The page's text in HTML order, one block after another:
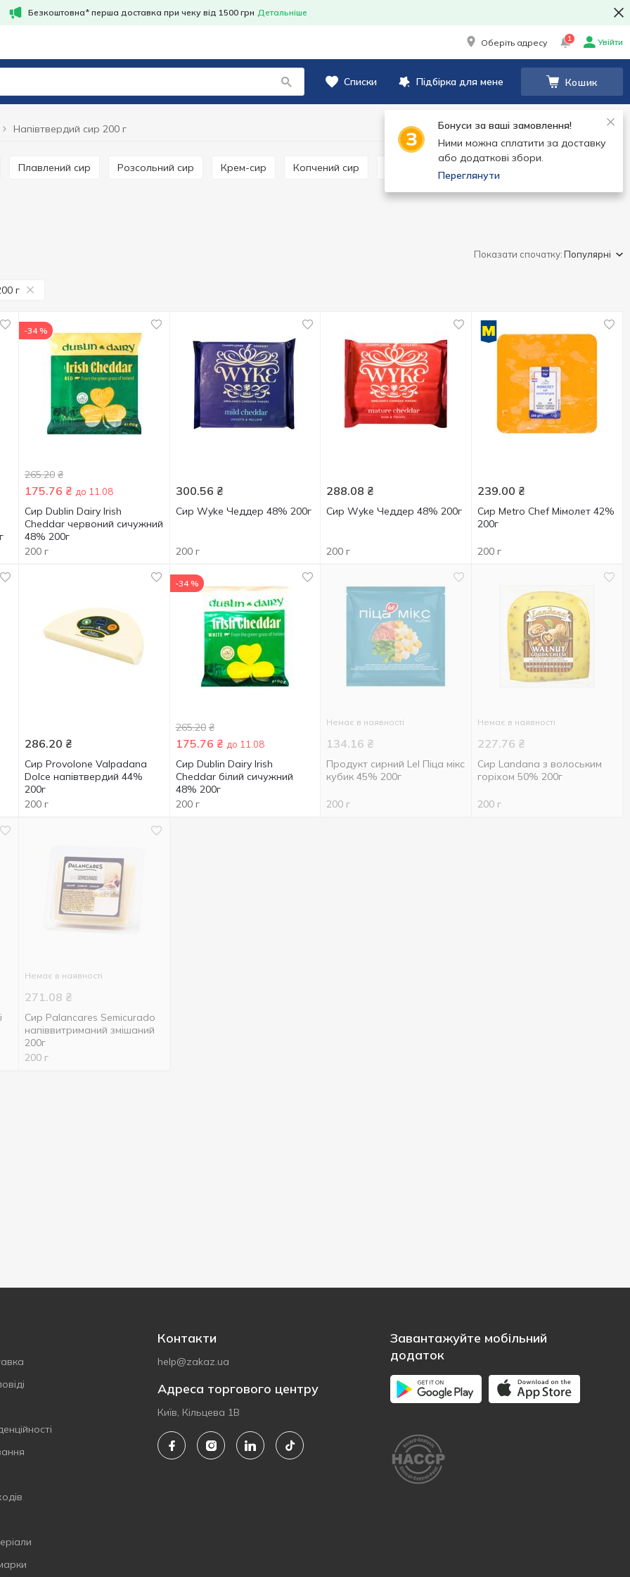
Безкоштовна* перша доставка при чеку від 1500 грн Детальніше
Оберіть адресу 1 Увійти
Списки Підбірка для мене Кошик
Бонуси за ваші замовлення!
Ними можна сплатити за доставку
або додаткові збори.
Переглянути
Напівтвердий сир 200 г
Плавлений сир Розсольний сир Крем-сир Копчений сир
Показати спочатку:Популярні
г
-34 %
265.20 ₴
175.76 ₴ до 11.08
Сир Dublin Dairy Irish
Cheddar червоний сичужний
48% 200г
200 г
300.56 ₴
Сир Wyke Чеддер 48% 200г
200 г
288.08 ₴
Сир Wyke Чеддер 48% 200г
200 г
239.00 ₴
Сир Metro Chef Мімолет 42%
200г
200 г
286.20 ₴
Сир Provolone Valpadana
Dolce напівтвердий 44%
200г
200 г
-34 %
265.20 ₴
175.76 ₴ до 11.08
Сир Dublin Dairy Irish
Cheddar білий сичужний
48% 200г
200 г
Немає в наявності
134.16 ₴
Продукт сирний Lel Піца мікс
кубик 45% 200г
200 г
Немає в наявності
227.76 ₴
Сир Landana з волоським
горіхом 50% 200г
200 г
Немає в наявності
271.08 ₴
Сир Palancares Semicurado
напіввитриманий змішаний
200г
200 г
Контакти
help@zakaz.ua
Адреса торгового центру
Київ, Кільцева 1В
Завантажуйте мобільний
додаток